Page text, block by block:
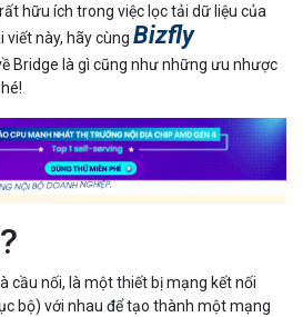
hữu ích trong việc lọc tải dữ liệu của
viết này, hãy cùng Bizfly
Bridge là gì cũng như những ưu nhược
cầu nối, là một thiết bị mạng kết nối
bộ) với nhau để tạo thành một mạng